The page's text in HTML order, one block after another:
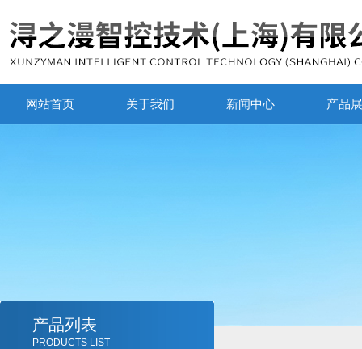
网站首页 关于我们 新闻中心 产品
产品列表
PRODUCTS LIST